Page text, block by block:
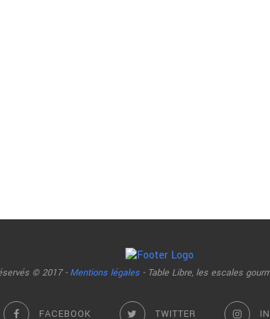
© 2017 - Mentions légales - Table Libre, les escales
FACEBOOK TWITTER